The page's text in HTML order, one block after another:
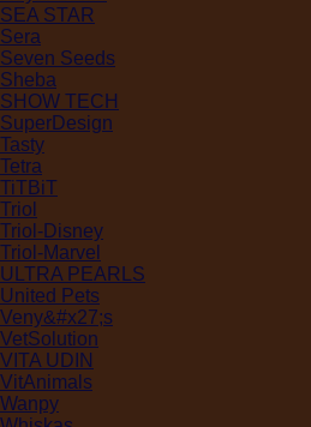
SEA STAR
Sera
Seven Seeds
Sheba
SHOW TECH
SuperDesign
Tasty
Tetra
TiTBiT
Triol
Triol-Disney
Triol-Marvel
ULTRA PEARLS
United Pets
Veny&#x27;s
VetSolution
VITA UDIN
VitAnimals
Wanpy